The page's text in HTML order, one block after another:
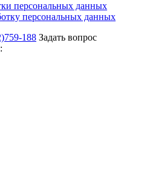
персональных данных
персональных данных
188 Задать вопрос